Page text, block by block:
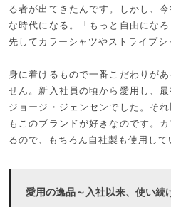
る者が出てきたんです。しかし、
な時代になる。「もっと自由にな
先してカラーシャツやストライプシ
身に着けるもので一番こだわりが
せん。新入社員の頃から愛用し、
ジョージ・ジェンセンでした。そ
もこのブランドが好きなのです。
るので、もちろん自社製も使用して
愛用の逸品～入社以来、使い続